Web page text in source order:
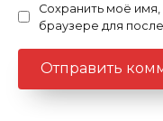
Сохранить моё
браузере для